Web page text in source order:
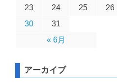
« 6月
23
24 25 26
30
31
アーカイブ